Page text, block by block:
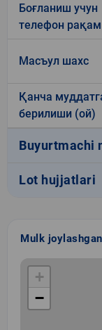
Боғланиш учун
телефон рақам
Масъул шахс
Қанча
берилиши (ой)
Buyurtmachi
Lot hujjatlari
Mulk
+
−